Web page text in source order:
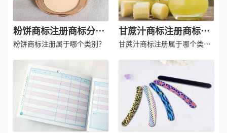
粉饼商标注册商标分类
属于第几类-化妆品商标
注册商标注册属于哪一
类？
粉饼商标注册属于哪个类别？
甘蔗汁商标注册商标分
类属于第几类-饮料商标
注册商标注册属于哪一
类？
甘蔗汁商标注册属于哪个类